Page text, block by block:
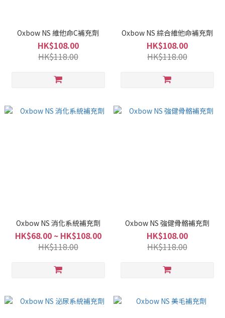
Oxbow NS 維他命C補充劑
HK$108.00
HK$118.00
Oxbow NS 綜合維他命補充劑
HK$108.00
HK$118.00
Oxbow NS 消化系統補充劑
HK$68.00 ~ HK$108.00
HK$118.00
Oxbow NS 強健骨骼補充劑
HK$108.00
HK$118.00